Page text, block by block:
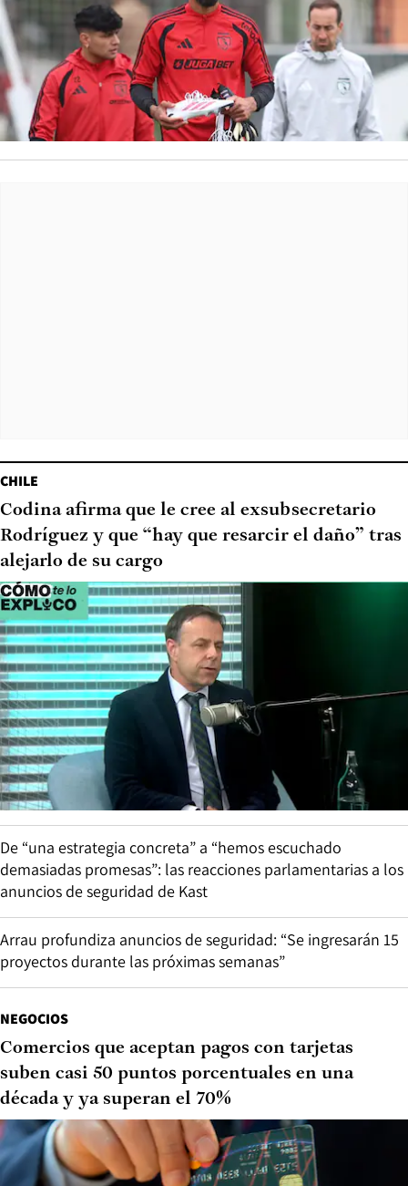
CHILE
Codina afirma que le cree al exsubsecretario
Rodríguez y que “hay que resarcir el daño” tras
alejarlo de su cargo
De “una estrategia concreta” a “hemos escuchado
demasiadas promesas”: las reacciones parlamentarias a los
anuncios de seguridad de Kast
Arrau profundiza anuncios de seguridad: “Se ingresarán 15
proyectos durante las próximas semanas”
NEGOCIOS
Comercios que aceptan pagos con tarjetas
suben casi 50 puntos porcentuales en una
década y ya superan el 70%